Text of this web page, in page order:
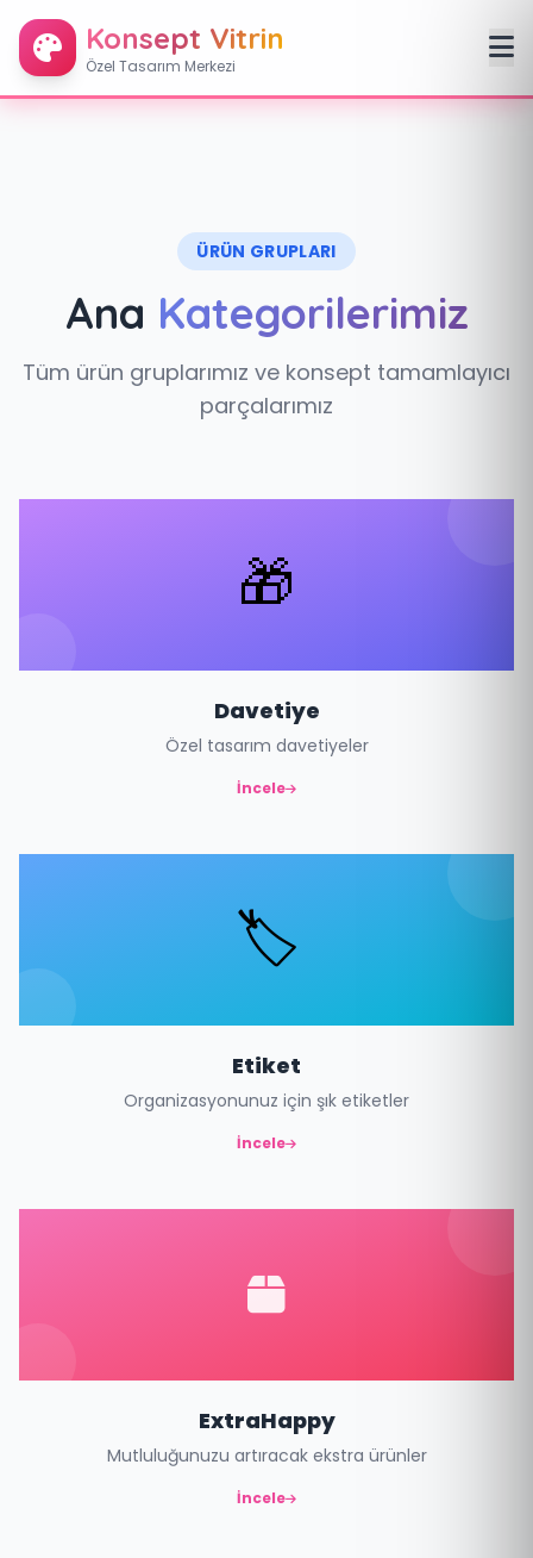
Konsept Vitrin
Özel Tasarım Merkezi
ÜRÜN GRUPLARI
Ana Kategorilerimiz
Tüm ürün gruplarımız ve konsept tamamlayıcı
parçalarımız
🎁
Davetiye
Özel tasarım davetiyeler
İncele
🏷️
Etiket
Organizasyonunuz için şık etiketler
İncele
ExtraHappy
Mutluluğunuzu artıracak ekstra ürünler
İncele